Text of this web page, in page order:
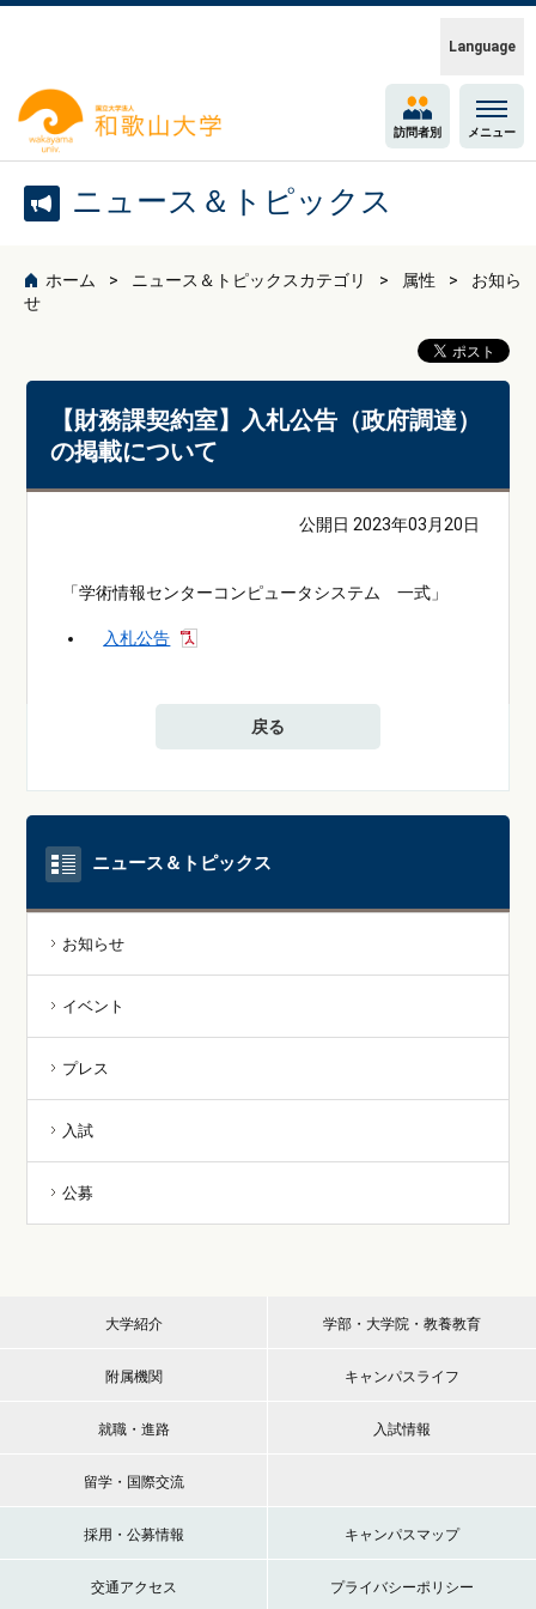
Language
訪問者別 メニュー
ニュース＆トピックス
ホーム ニュース＆トピックスカテゴリ 属性
お知ら
せ
【財務課契約室】入札公告（政府調達）
の掲載について
公開日 2023年03月20日
「学術情報センターコンピュータシステム 一式」
入札公告
戻る
ニュース＆トピックス
お知らせ
イベント
プレス
入試
公募
大学紹介 学部・大学院・教養教育
附属機関 キャンパスライフ
就職・進路 入試情報
留学・国際交流
採用・公募情報 キャンパスマップ
交通アクセス プライバシーポリシー